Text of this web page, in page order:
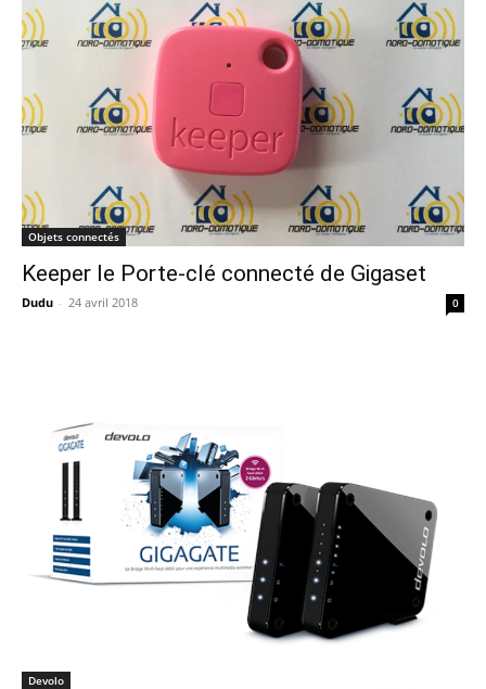
Objets connectés
Keeper le Porte-clé connecté de Gigaset
Dudu - 24 avril 2018 0
Devolo